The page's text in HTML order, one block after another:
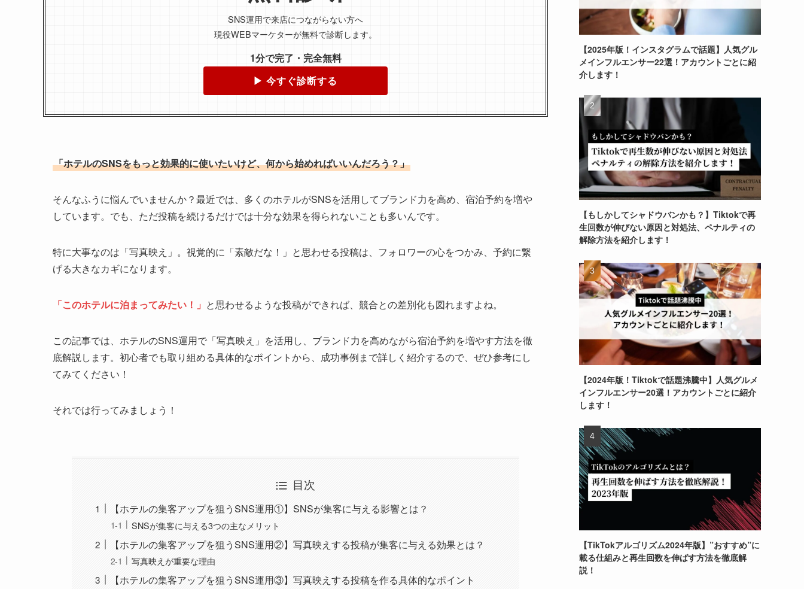
SNS運用で来店につながらない方へ
現役WEBマーケターが無料で診断します。
1分で完了・完全無料
▶ 今すぐ診断する
「ホテルのSNSをもっと効果的に使いたいけど、何から始めればいいんだろう？」
そんなふうに悩んでいませんか？最近では、多くのホテルがSNSを活用してブランド力を高め、宿泊予約を増や
しています。でも、ただ投稿を続けるだけでは十分な効果を得られないことも多いんです。
特に大事なのは「写真映え」。視覚的に「素敵だな！」と思わせる投稿は、フォロワーの心をつかみ、予約に繋
げる大きなカギになります。
「このホテルに泊まってみたい！」 と思わせるような投稿ができれば、競合との差別化も図れますよね。
この記事では、ホテルのSNS運用で「写真映え」を活用し、ブランド力を高めながら宿泊予約を増やす方法を徹
底解説します。初心者でも取り組める具体的なポイントから、成功事例まで詳しく紹介するので、ぜひ参考にし
てみてください！
それでは行ってみましょう！
目次
【ホテルの集客アップを狙うSNS運用①】SNSが集客に与える影響とは？
SNSが集客に与える3つの主なメリット
【ホテルの集客アップを狙うSNS運用②】写真映えする投稿が集客に与える効果とは？
写真映えが重要な理由
【ホテルの集客アップを狙うSNS運用③】写真映えする投稿を作る具体的なポイント
【2025年版！インスタグラムで話題】人気グル
メインフルエンサー22選！アカウントごとに紹
介します！
【もしかしてシャドウバンかも？】Tiktokで再
生回数が伸びない原因と対処法、ペナルティの
解除方法を紹介します！
【2024年版！Tiktokで話題沸騰中】人気グルメ
インフルエンサー20選！アカウントごとに紹介
します！
【TikTokアルゴリズム2024年版】”おすすめ”に
載る仕組みと再生回数を伸ばす方法を徹底解
説！